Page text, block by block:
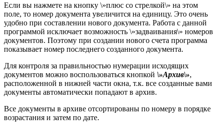
Если вы нажмете на кнопку \»плюс со стрелкой\» на этом
поле, то номер документа увеличится на единицу. Это очень
удобно при составлении нового документа. Работа с данной
программой исключает возможность \»задваивания\» номеров
документов. Поэтому при создании нового счета программа
показывает номер последнего созданного документа.
Для контроля за правильностью нумерации исходящих
документов можно воспользоваться кнопкой \»Архив\»,
расположенной в нижней части окна, т.к. все созданные вами
документы автоматически попадают в архив.
Все документы в архиве отсортированы по номеру в порядке
возрастания и затем по дате.